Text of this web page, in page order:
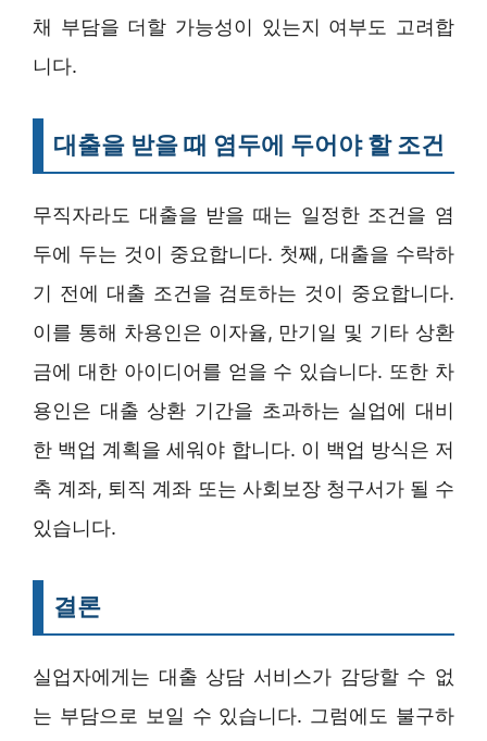
채 부담을 더할 가능성이 있는지 여부도 고려합
니다.
대출을 받을 때 염두에 두어야 할 조건
무직자라도 대출을 받을 때는 일정한 조건을 염
두에 두는 것이 중요합니다. 첫째, 대출을 수락하
기 전에 대출 조건을 검토하는 것이 중요합니다.
이를 통해 차용인은 이자율, 만기일 및 기타 상환
금에 대한 아이디어를 얻을 수 있습니다. 또한 차
용인은 대출 상환 기간을 초과하는 실업에 대비
한 백업 계획을 세워야 합니다. 이 백업 방식은 저
축 계좌, 퇴직 계좌 또는 사회보장 청구서가 될 수
있습니다.
결론
실업자에게는 대출 상담 서비스가 감당할 수 없
는 부담으로 보일 수 있습니다. 그럼에도 불구하